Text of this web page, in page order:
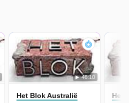
46:10
Het Blok Australië
Het